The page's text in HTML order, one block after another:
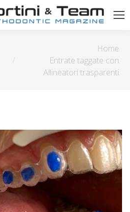
Home
Entrate taggate con
Allineatori trasparenti